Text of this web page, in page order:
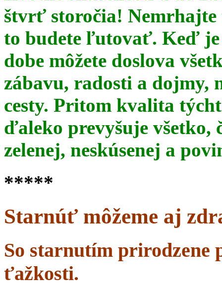
štvrť storočia!
to budete ľutovať. Keď je
dobe môžete doslova
zábavu, radosti a dojmy,
cesty. Pritom kvalita
ďaleko prevyšuje všetko,
zelenej, neskúsenej a
*****
Starnúť môžeme aj
So starnutím prirodzene
ťažkosti.